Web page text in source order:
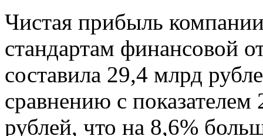
Чистая прибыль
стандартам финансовой
составила 29,4 млрд
сравнению с
рублей, что на 8,6%